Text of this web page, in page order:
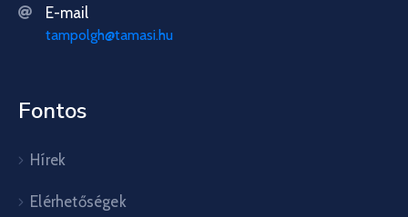
E-mail
tampolgh@tamasi.hu
Fontos
Hírek
Elérhetőségek